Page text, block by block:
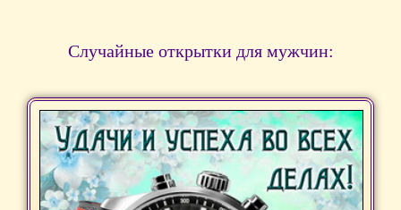
Случайные открытки для мужчин: